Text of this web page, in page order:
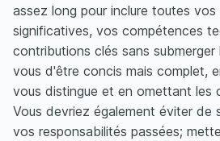
assez long pour inclure toutes vos
significatives, vos compétences
contributions clés sans submerger
vous d'être concis mais complet,
vous distingue et en omettant les
Vous devriez également éviter de
vos responsabilités passées;